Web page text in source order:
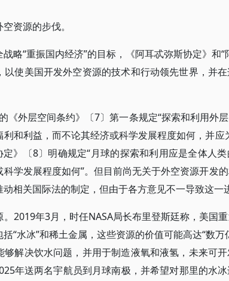
资源的步伐。
略“重振国内经济”的目标，《阿耳忒弥斯协定》和
使美国开发外空资源的技术和行动领先世界，并
《外层空间条约》〔7〕第一条规定“探索和利用外
和利益，而不论其经济或科学发展程度如何，并应
》〔8〕明确规定“月球的探索和利用应是全体人
学发展程度如何”。但目前尚无关于外空资源开发
相关国际法的制定，但由于各方意见不一导致这一
。2019年3月，时任NASA局长布里登斯廷称，美国
“水冰”和稀土金属，这些资源的价值可能高达“数
解决饮水问题，并用于制造液氧和液氢，未来可
年送两名宇航员到月球南极，并希望对那里的水